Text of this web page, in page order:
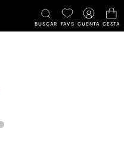
BUSCAR FAVS CUENTA CESTA